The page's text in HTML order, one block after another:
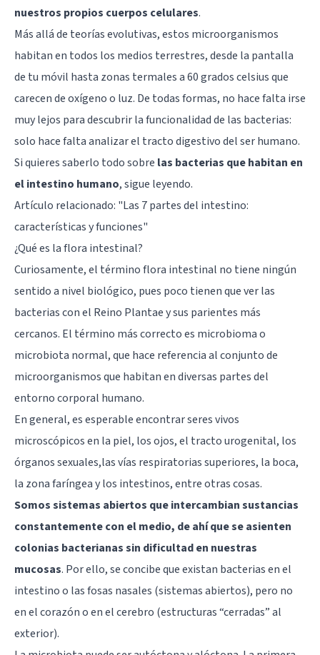
nuestros propios cuerpos celulares.
Más allá de teorías evolutivas, estos microorganismos
habitan en todos los medios terrestres, desde la pantalla
de tu móvil hasta zonas termales a 60 grados celsius que
carecen de oxígeno o luz. De todas formas, no hace falta irse
muy lejos para descubrir la funcionalidad de las bacterias:
solo hace falta analizar el tracto digestivo del ser humano.
Si quieres saberlo todo sobre las bacterias que habitan en
el intestino humano, sigue leyendo.
Artículo relacionado: "Las 7 partes del intestino:
características y funciones"
¿Qué es la flora intestinal?
Curiosamente, el término flora intestinal no tiene ningún
sentido a nivel biológico, pues poco tienen que ver las
bacterias con el Reino Plantae y sus parientes más
cercanos. El término más correcto es microbioma o
microbiota normal, que hace referencia al conjunto de
microorganismos que habitan en diversas partes del
entorno corporal humano.
En general, es esperable encontrar seres vivos
microscópicos en la piel, los ojos, el tracto urogenital, los
órganos sexuales,las vías respiratorias superiores, la boca,
la zona faríngea y los intestinos, entre otras cosas.
Somos sistemas abiertos que intercambian sustancias
constantemente con el medio, de ahí que se asienten
colonias bacterianas sin dificultad en nuestras
mucosas. Por ello, se concibe que existan bacterias en el
intestino o las fosas nasales (sistemas abiertos), pero no
en el corazón o en el cerebro (estructuras “cerradas” al
exterior).